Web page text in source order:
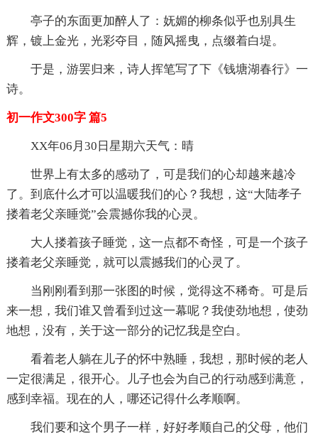
亭子的东面更加醉人了：妩媚的柳条似乎也别具生
辉，镀上金光，光彩夺目，随风摇曳，点缀着白堤。
于是，游罢归来，诗人挥笔写了下《钱塘湖春行》一
诗。
初一作文300字 篇5
XX年06月30日星期六天气：晴
世界上有太多的感动了，可是我们的心却越来越冷
了。到底什么才可以温暖我们的心？我想，这“大陆孝子
搂着老父亲睡觉”会震撼你我的心灵。
大人搂着孩子睡觉，这一点都不奇怪，可是一个孩子
搂着老父亲睡觉，就可以震撼我们的心灵了。
当刚刚看到那一张图的时候，觉得这不稀奇。可是后
来一想，我们谁又曾看到过这一幕呢？我使劲地想，使劲
地想，没有，关于这一部分的记忆我是空白。
看着老人躺在儿子的怀中熟睡，我想，那时候的老人
一定很满足，很开心。儿子也会为自己的行动感到满意，
感到幸福。现在的人，哪还记得什么孝顺啊。
我们要和这个男子一样，好好孝顺自己的父母，他们